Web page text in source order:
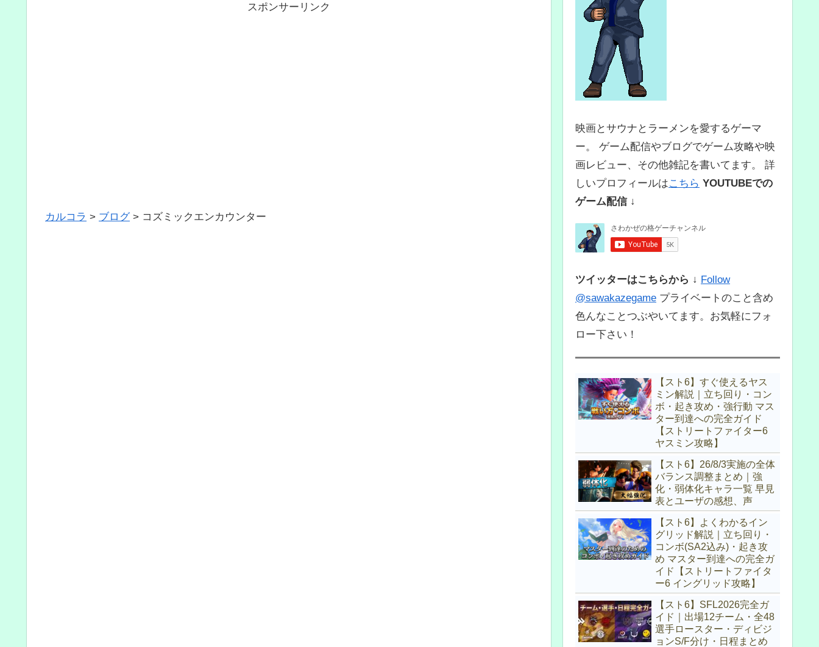
スポンサーリンク
カルコラ > ブログ> コズミックエンカウンター
映画とサウナとラーメンを愛するゲーマ
ー。 ゲーム配信やブログでゲーム攻略や映
画レビュー、その他雑記を書いてます。 詳
しいプロフィールはこちら YOUTUBEでの
ゲーム配信 ↓
ツイッターはこちらから ↓ Follow
@sawakazegame プライベートのこと含め
色んなことつぶやいてます。お気軽にフォ
ロー下さい！
【スト6】すぐ使えるヤス
ミン解説｜立ち回り・コン
ボ・起き攻め・強行動 マス
ター到達への完全ガイド
【ストリートファイター6
ヤスミン攻略】
【スト6】26/8/3実施の全体
バランス調整まとめ｜強
化・弱体化キャラ一覧 早見
表とユーザの感想、声
【スト6】よくわかるイン
グリッド解説｜立ち回り・
コンボ(SA2込み)・起き攻
め マスター到達への完全ガ
イド【ストリートファイタ
ー6 イングリッド攻略】
【スト6】SFL2026完全ガ
イド｜出場12チーム・全48
選手ロースター・ディビジ
ョンS/F分け・日程まとめ